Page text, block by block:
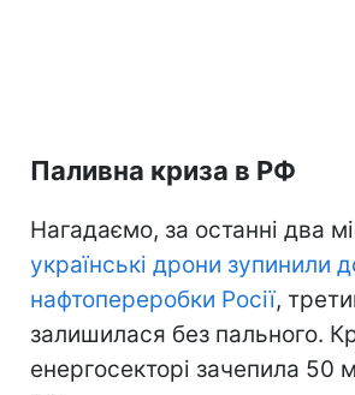
Паливна криза в РФ
Нагадаємо, за останні два
українські дрони зупинили
нафтопереробки Росії,
залишилася без пального.
енергосекторі зачепила 50